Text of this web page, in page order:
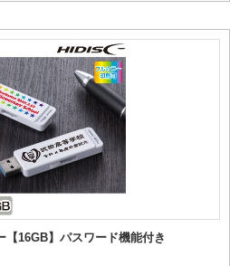
【16GB】パスワード機能付き